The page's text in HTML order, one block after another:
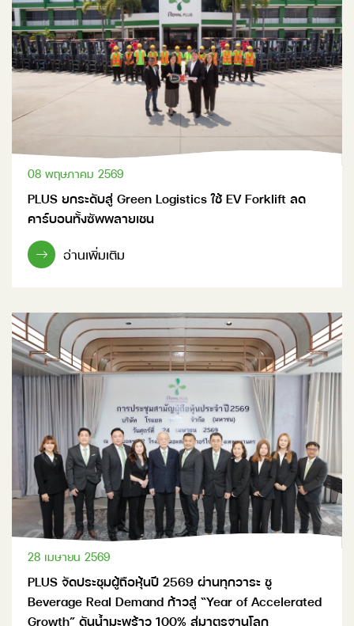
08 พฤษภาคม 2569
PLUS ยกระดับสู่ Green Logistics ใช้ EV Forklift ลด
คาร์บอนทั้งซัพพลายเชน
อ่านเพิ่มเติม
28 เมษายน 2569
PLUS จัดประชุมผู้ถือหุ้นปี 2569 ผ่านทุกวาระ ชู
Beverage Real Demand ก้าวสู่ “Year of Accelerated
Growth” ดันน้ำมะพร้าว 100% สู่มาตรฐานโลก